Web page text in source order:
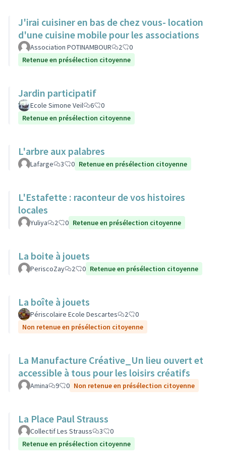
J'irai cuisiner en bas de chez vous- location
d'une cuisine mobile pour les associations
Association POTINAMBOUR 2
0
Retenue en présélection citoyenne
Jardin participatif
Ecole Simone Veil 6
0
Retenue en présélection citoyenne
L'arbre aux palabres
Lafarge 3 0 Retenue en présélection citoyenne
L'Estafette : raconteur de vos histoires
locales
Yuliya 2 0 Retenue en présélection citoyenne
La boite à jouets
PeriscoZay 2 0 Retenue en présélection citoyenne
La boîte à jouets
Périscolaire Ecole Descartes 2
0
Non retenue en présélection citoyenne
La Manufacture Créative_Un lieu ouvert et
accessible à tous pour les loisirs créatifs
Amina 9 0 Non retenue en présélection citoyenne
La Place Paul Strauss
Collectif Les Strauss 3
0
Retenue en présélection citoyenne